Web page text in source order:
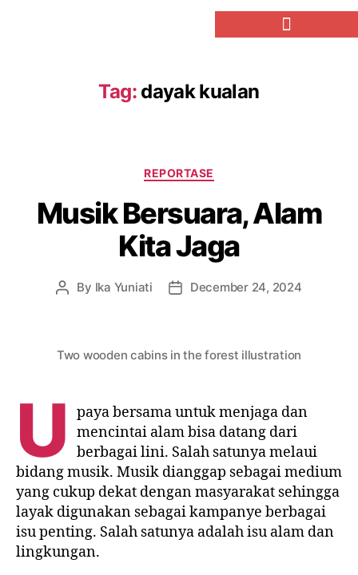
Tag: dayak kualan
REPORTASE
Musik Bersuara, Alam
Kita Jaga
By Ika Yuniati December 24, 2024
Two wooden cabins in the forest illustration
U
paya bersama untuk menjaga dan
mencintai alam bisa datang dari
berbagai lini. Salah satunya melaui
bidang musik. Musik dianggap sebagai medium
yang cukup dekat dengan masyarakat sehingga
layak digunakan sebagai kampanye berbagai
isu penting. Salah satunya adalah isu alam dan
lingkungan.